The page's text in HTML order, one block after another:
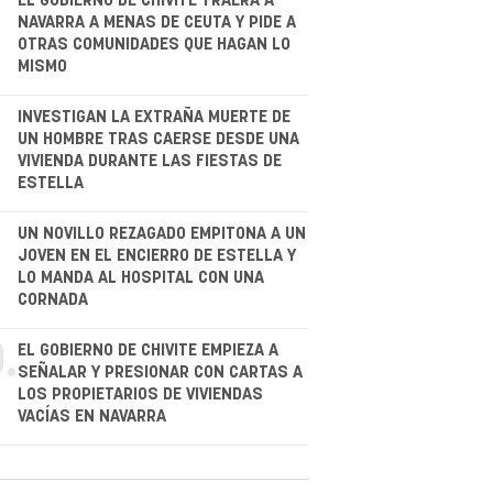
NAVARRA A MENAS DE CEUTA Y PIDE A
OTRAS COMUNIDADES QUE HAGAN LO
MISMO
INVESTIGAN LA EXTRAÑA MUERTE DE
UN HOMBRE TRAS CAERSE DESDE UNA
VIVIENDA DURANTE LAS FIESTAS DE
ESTELLA
UN NOVILLO REZAGADO EMPITONA A UN
JOVEN EN EL ENCIERRO DE ESTELLA Y
LO MANDA AL HOSPITAL CON UNA
CORNADA
EL GOBIERNO DE CHIVITE EMPIEZA A
SEÑALAR Y PRESIONAR CON CARTAS A
LOS PROPIETARIOS DE VIVIENDAS
VACÍAS EN NAVARRA